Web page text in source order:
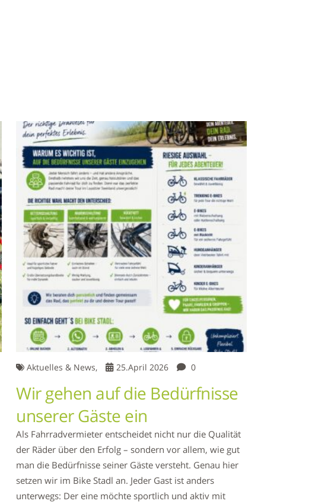
Aktuelles & News, 25.April 2026 0
Wir gehen auf die Bedürfnisse
unserer Gäste ein
Als Fahrradvermieter entscheidet nicht nur die Qualität
der Räder über den Erfolg – sondern vor allem, wie gut
man die Bedürfnisse seiner Gäste versteht. Genau hier
setzen wir im Bike Stadl an. Jeder Gast ist anders
unterwegs: Der eine möchte sportlich und aktiv mit